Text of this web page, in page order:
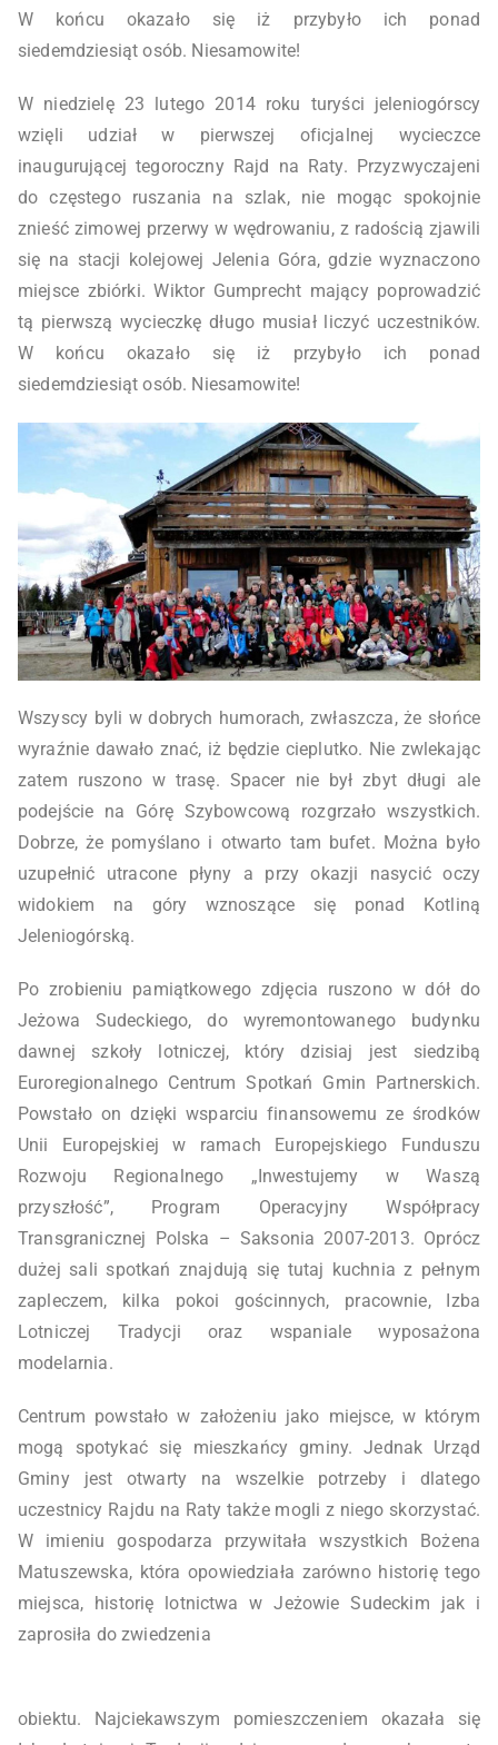
W końcu okazało się iż przybyło ich ponad
siedemdziesiąt osób. Niesamowite!
W niedzielę 23 lutego 2014 roku turyści jeleniogórscy
wzięli udział w pierwszej oficjalnej wycieczce
inaugurującej tegoroczny Rajd na Raty. Przyzwyczajeni
do częstego ruszania na szlak, nie mogąc spokojnie
znieść zimowej przerwy w wędrowaniu, z radością zjawili
się na stacji kolejowej Jelenia Góra, gdzie wyznaczono
miejsce zbiórki. Wiktor Gumprecht mający poprowadzić
tą pierwszą wycieczkę długo musiał liczyć uczestników.
W końcu okazało się iż przybyło ich ponad
siedemdziesiąt osób. Niesamowite!
Wszyscy byli w dobrych humorach, zwłaszcza, że słońce
wyraźnie dawało znać, iż będzie cieplutko. Nie zwlekając
zatem ruszono w trasę. Spacer nie był zbyt długi ale
podejście na Górę Szybowcową rozgrzało wszystkich.
Dobrze, że pomyślano i otwarto tam bufet. Można było
uzupełnić utracone płyny a przy okazji nasycić oczy
widokiem na góry wznoszące się ponad Kotliną
Jeleniogórską.
Po zrobieniu pamiątkowego zdjęcia ruszono w dół do
Jeżowa Sudeckiego, do wyremontowanego budynku
dawnej szkoły lotniczej, który dzisiaj jest siedzibą
Euroregionalnego Centrum Spotkań Gmin Partnerskich.
Powstało on dzięki wsparciu finansowemu ze środków
Unii Europejskiej w ramach Europejskiego Funduszu
Rozwoju Regionalnego „Inwestujemy w Waszą
przyszłość”, Program Operacyjny Współpracy
Transgranicznej Polska – Saksonia 2007-2013. Oprócz
dużej sali spotkań znajdują się tutaj kuchnia z pełnym
zapleczem, kilka pokoi gościnnych, pracownie, Izba
Lotniczej Tradycji oraz wspaniale wyposażona
modelarnia.
Centrum powstało w założeniu jako miejsce, w którym
mogą spotykać się mieszkańcy gminy. Jednak Urząd
Gminy jest otwarty na wszelkie potrzeby i dlatego
uczestnicy Rajdu na Raty także mogli z niego skorzystać.
W imieniu gospodarza przywitała wszystkich Bożena
Matuszewska, która opowiedziała zarówno historię tego
miejsca, historię lotnictwa w Jeżowie Sudeckim jak i
zaprosiła do zwiedzenia
obiektu. Najciekawszym pomieszczeniem okazała się